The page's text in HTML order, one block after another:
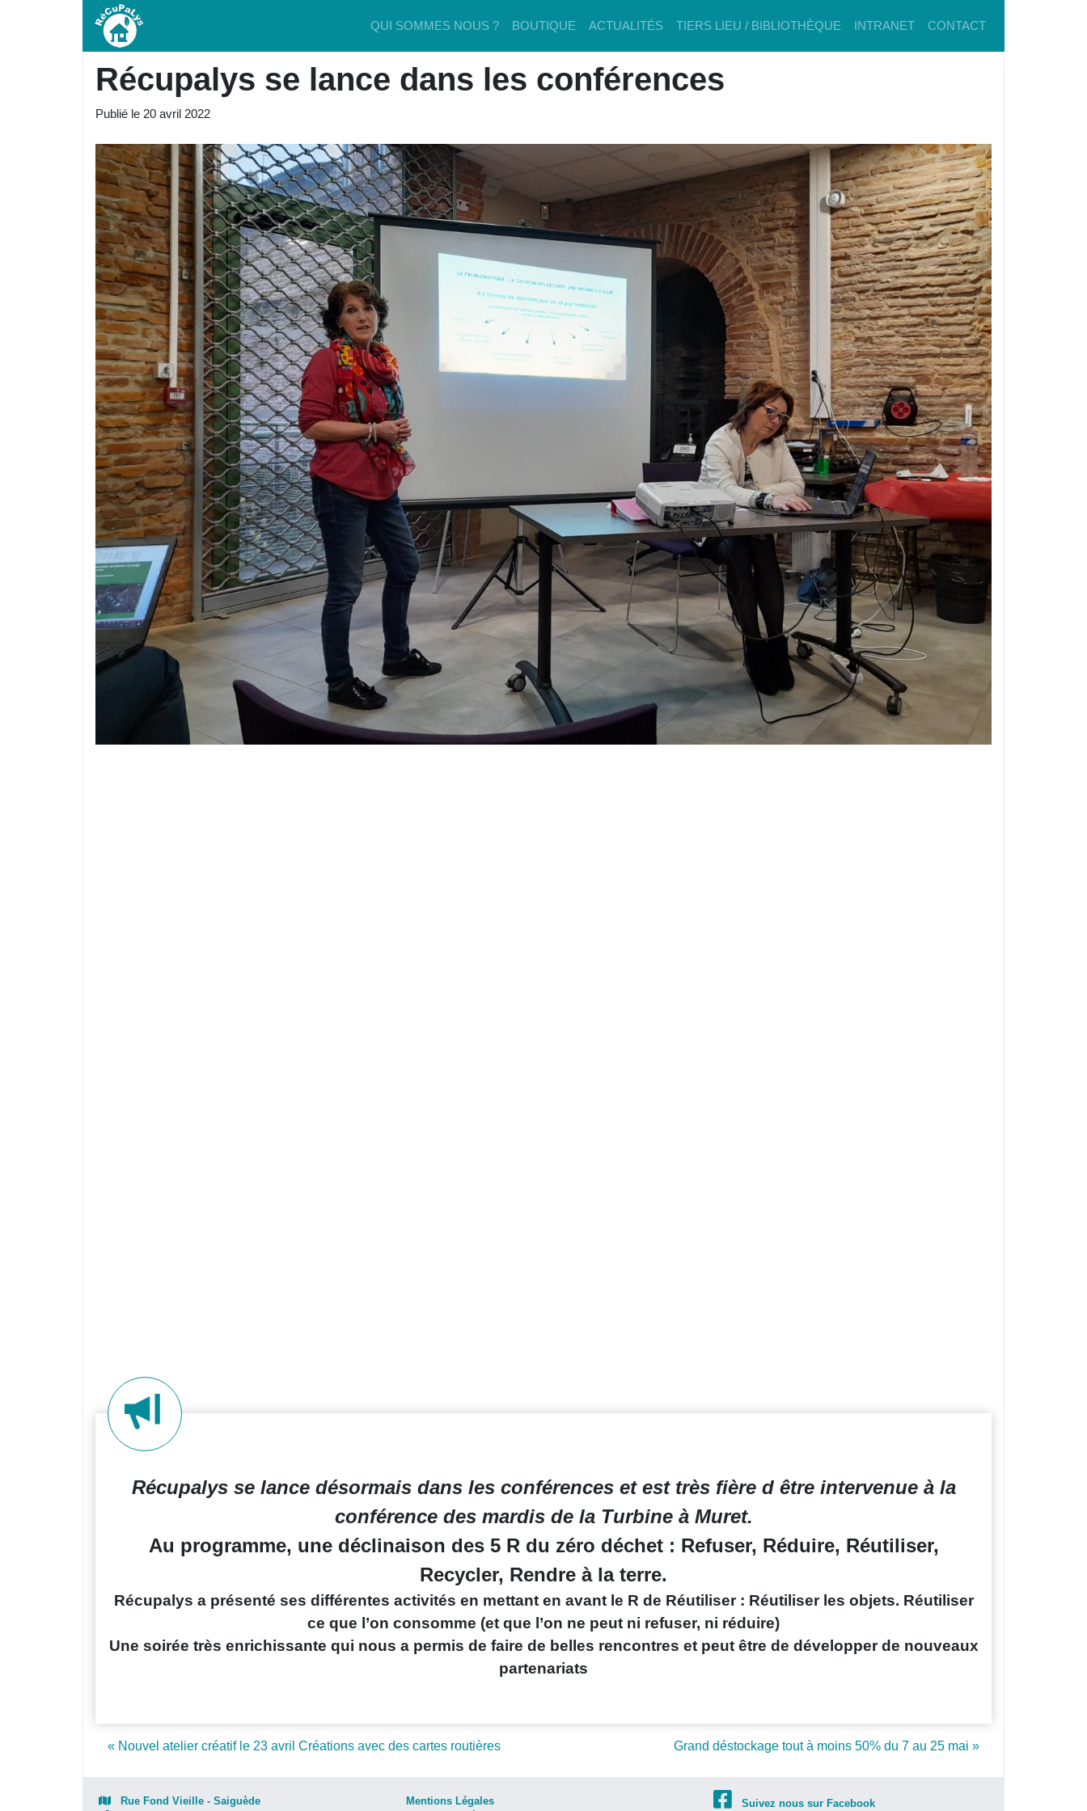
QUI SOMMES NOUS ? BOUTIQUE ACTUALITÉS TIERS LIEU / BIBLIOTHÈQUE INTRANET CONTACT
Récupalys se lance dans les conférences
Publié le 20 avril 2022
Récupalys se lance désormais dans les conférences et est très fière d être intervenue à la
conférence des mardis de la Turbine à Muret.
Au programme, une déclinaison des 5 R du zéro déchet : Refuser, Réduire, Réutiliser,
Recycler, Rendre à la terre.
Récupalys a présenté ses différentes activités en mettant en avant le R de Réutiliser : Réutiliser les objets. Réutiliser
ce que l’on consomme (et que l’on ne peut ni refuser, ni réduire)
Une soirée très enrichissante qui nous a permis de faire de belles rencontres et peut être de développer de nouveaux
partenariats
Post navigation
« Nouvel atelier créatif le 23 avril Créations avec des cartes routières Grand déstockage tout à moins 50% du 7 au 25 mai »
Rue Fond Vieille - Saiguède
Mentions Légales
Suivez nous sur Facebook